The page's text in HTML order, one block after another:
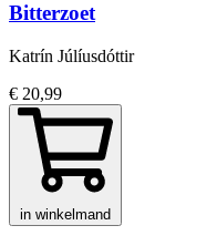
Bitterzoet
Katrín Júlíusdóttir
€ 20,99
in winkelmand